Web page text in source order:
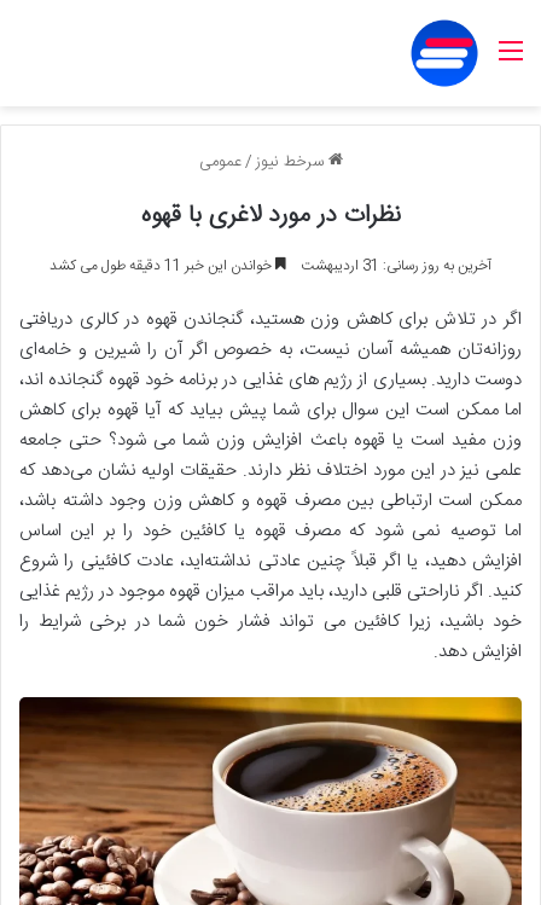
منو
سرخط نیوز/عمومی
نظرات در مورد لاغری با قهوه
آخرین به روز رسانی: 31 اردیبهشت خواندن این خبر 11 دقیقه طول می کشد
اگر در تلاش برای کاهش وزن هستید، گنجاندن قهوه در کالری دریافتی
روزانه‌تان همیشه آسان نیست، به خصوص اگر آن را شیرین و خامه‌ای
دوست دارید. بسیاری از رژیم های غذایی در برنامه خود قهوه گنجانده اند،
اما ممکن است این سوال برای شما پیش بیاید که آیا قهوه برای کاهش
وزن مفید است یا قهوه باعث افزایش وزن شما می شود؟ حتی جامعه
علمی نیز در این مورد اختلاف نظر دارند. حقیقات اولیه نشان می‌دهد که
ممکن است ارتباطی بین مصرف قهوه و کاهش وزن وجود داشته باشد،
اما توصیه نمی شود که مصرف قهوه یا کافئین خود را بر این اساس
افزایش دهید، یا اگر قبلاً چنین عادتی نداشته‌اید، عادت کافئینی را شروع
کنید. اگر ناراحتی قلبی دارید، باید مراقب میزان قهوه موجود در رژیم غذایی
خود باشید، زیرا کافئین می تواند فشار خون شما در برخی شرایط را
افزایش دهد.